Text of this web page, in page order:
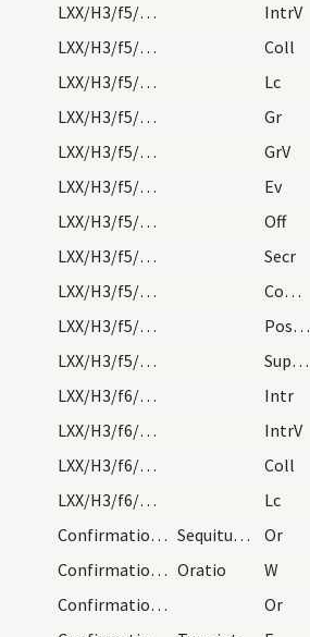
LXX/H3/f5/M2/Mass Propers
IntrV
LXX/H3/f5/M2/Mass Propers
Coll
LXX/H3/f5/M2/Mass Propers
Lc
LXX/H3/f5/M2/Mass Propers
Gr
LXX/H3/f5/M2/Mass Propers
GrV
LXX/H3/f5/M2/Mass Propers
Ev
LXX/H3/f5/M2/Mass Propers
Off
LXX/H3/f5/M2/Mass Propers
Secr
LXX/H3/f5/M2/Mass Propers
Comm
LXX/H3/f5/M2/Mass Propers
Postcomm
LXX/H3/f5/M2/Mass Propers
Superpop
LXX/H3/f6/M2/Mass Propers
Intr
LXX/H3/f6/M2/Mass Propers
IntrV
LXX/H3/f6/M2/Mass Propers
Coll
LXX/H3/f6/M2/Mass Propers
Lc
Confirmation/1
Sequitur confirmatio puerorum (super pueros?) ab… Or
Confirmation/1 Oratio W
Confirmation/2
Or